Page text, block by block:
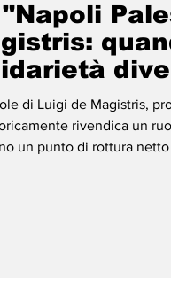
di Luigi de Magistris,
rivendica un
un punto di rottura